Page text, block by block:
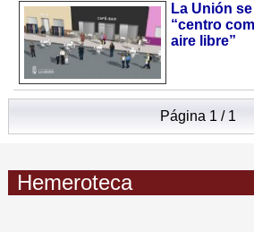
La Unión
“centro
aire libre”
Página 1 / 1
Hemeroteca